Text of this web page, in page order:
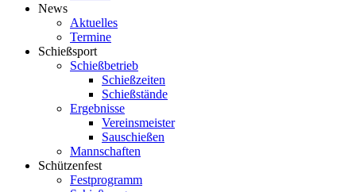
News
Aktuelles
Termine
Schießsport
Schießbetrieb
Schießzeiten
Schießstände
Ergebnisse
Vereinsmeister
Sauschießen
Mannschaften
Schützenfest
Festprogramm